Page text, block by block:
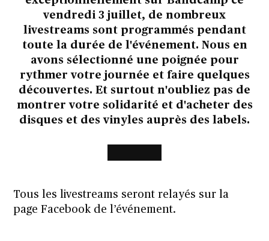
vendredi 3 juillet, de nombreux
livestreams sont programmés pendant
toute la durée de l'événement. Nous en
avons sélectionné une poignée pour
rythmer votre journée et faire quelques
découvertes. Et surtout n'oubliez pas de
montrer votre solidarité et d'acheter des
disques et des vinyles auprès des labels.
Tous les livestreams seront relayés sur la
page Facebook de l’événement.